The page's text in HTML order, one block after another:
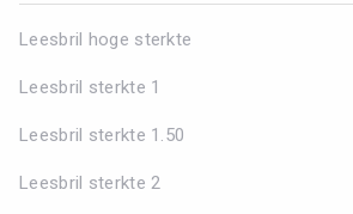
Leesbril hoge sterkte
Leesbril sterkte 1
Leesbril sterkte 1.50
Leesbril sterkte 2